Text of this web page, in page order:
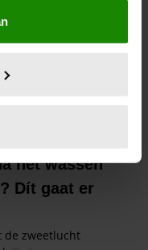
geografische
kan zijn
(fingerprinting)
advertenties te
media te bieden
Ook delen we